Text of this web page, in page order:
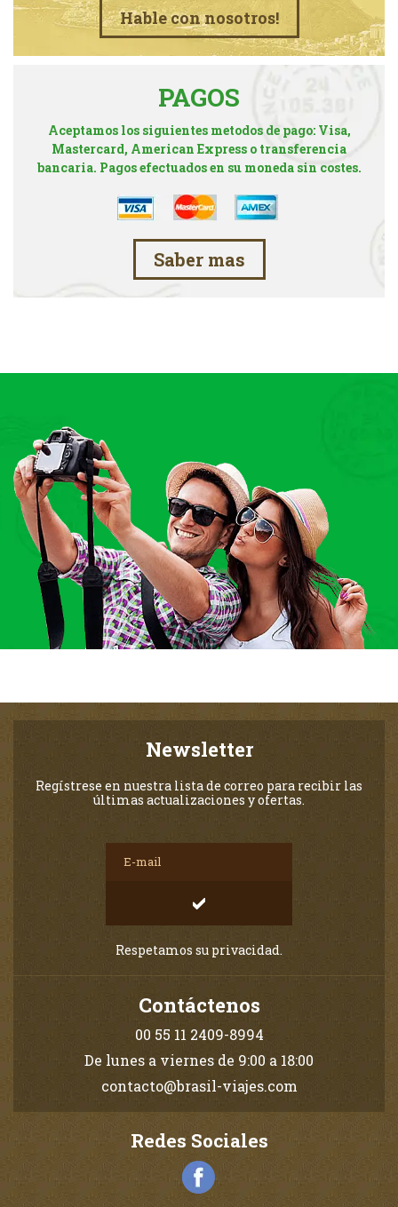
Hable con nosotros!
PAGOS
Aceptamos los siguientes metodos de pago: Visa,
Mastercard, American Express o transferencia
bancaria. Pagos efectuados en su moneda sin costes.
Saber mas
Newsletter
Regístrese en nuestra lista de correo para recibir las
últimas actualizaciones y ofertas.
Respetamos su privacidad.
Contáctenos
00 55 11 2409-8994
De lunes a viernes de 9:00 a 18:00
contacto@brasil-viajes.com
Redes Sociales